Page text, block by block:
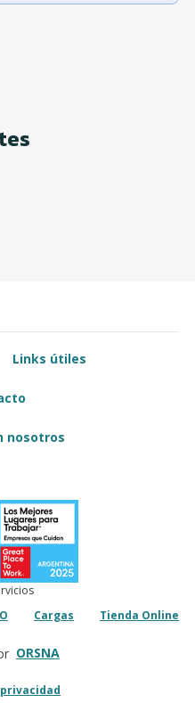
Links útiles
nosotros
Cargas Tienda Online
ORSNA